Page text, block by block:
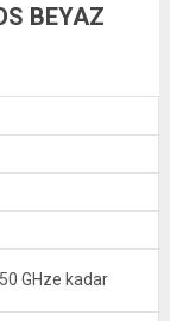
BEYAZ
GHze kadar